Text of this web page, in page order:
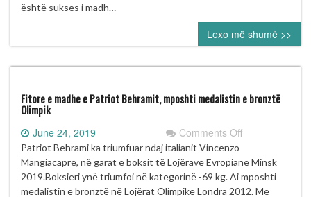
se
është
e
ardhme
boksit
është sukses i madh…
Lexo më shumë >>
Fitore e madhe e Patriot Behramit, mposhti medalistin e bronztë
Olimpik
June 24, 2019 Comments Offon
e
madhe
e
Patriot Behrami ka triumfuar ndaj italianit Vincenzo
Mangiacapre, në garat e boksit të Lojërave Evropiane Minsk
2019.Boksieri ynë triumfoi në kategorinë -69 kg. Ai mposhti
medalistin e bronztë në Lojërat Olimpike Londra 2012. Me